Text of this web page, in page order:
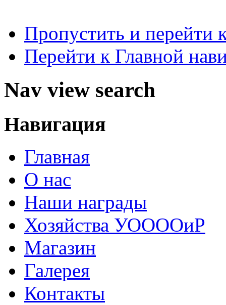
Пропустить и перейти
Перейти к Главной
Nav view search
Навигация
Главная
О нас
Наши награды
Хозяйства УООООиР
Магазин
Галерея
Контакты